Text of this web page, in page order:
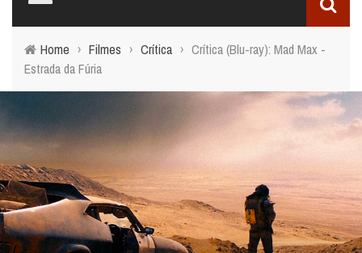
Home › Filmes › Crítica › Crítica (Blu-ray): Mad Max -
Estrada da Fúria